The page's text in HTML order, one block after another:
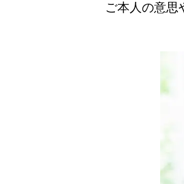
ご本人の意思